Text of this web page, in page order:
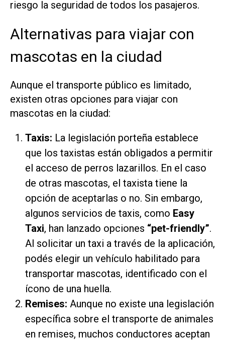
riesgo la seguridad de todos los pasajeros.
Alternativas para viajar con
mascotas en la ciudad
Aunque el transporte público es limitado,
existen otras opciones para viajar con
mascotas en la ciudad:
Taxis: La legislación porteña establece
que los taxistas están obligados a permitir
el acceso de perros lazarillos. En el caso
de otras mascotas, el taxista tiene la
opción de aceptarlas o no. Sin embargo,
algunos servicios de taxis, como Easy
Taxi, han lanzado opciones “pet-friendly”.
Al solicitar un taxi a través de la aplicación,
podés elegir un vehículo habilitado para
transportar mascotas, identificado con el
ícono de una huella.
Remises: Aunque no existe una legislación
específica sobre el transporte de animales
en remises, muchos conductores aceptan